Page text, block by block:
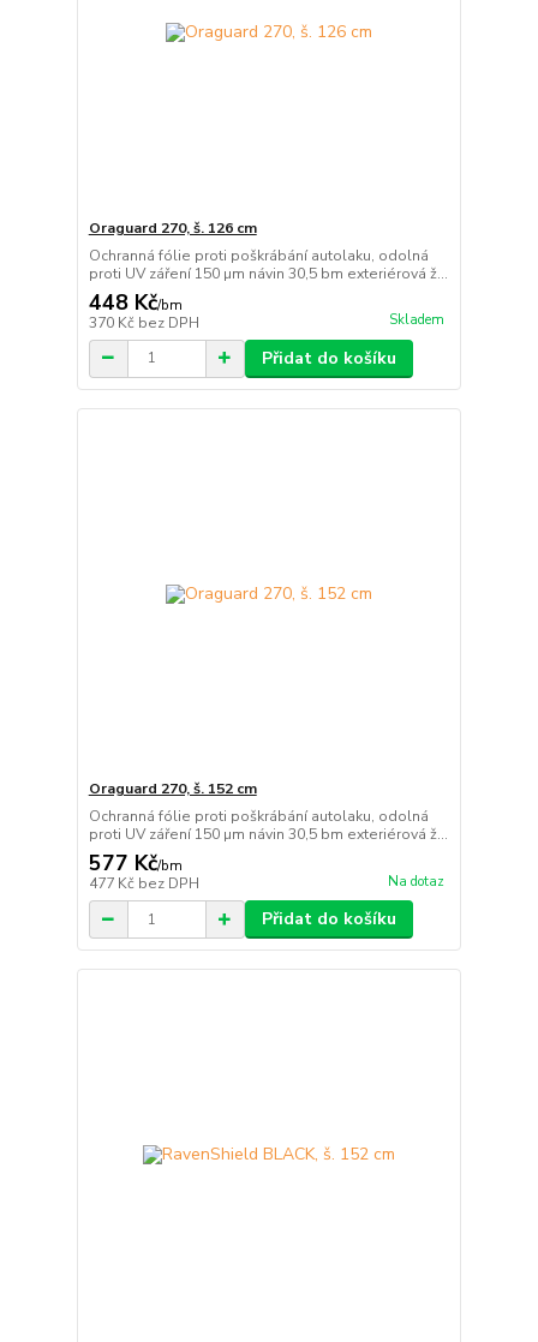
Oraguard 270, š. 126 cm
Ochranná fólie proti poškrábání autolaku, odolná
proti UV záření 150 µm návin 30,5 bm exteriérová ž...
448 Kč/bm
370 Kč bez DPH Skladem
Přidat do košíku
Oraguard 270, š. 152 cm
Ochranná fólie proti poškrábání autolaku, odolná
proti UV záření 150 µm návin 30,5 bm exteriérová ž...
577 Kč/bm
477 Kč bez DPH Na dotaz
Přidat do košíku